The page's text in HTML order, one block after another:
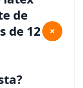
de
de 12
+